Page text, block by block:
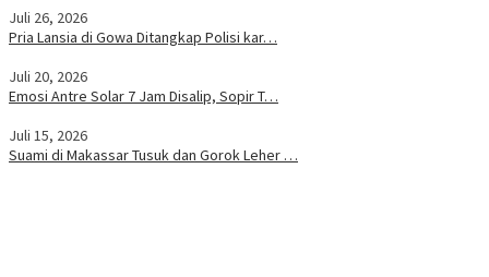
Juli 26, 2026
Pria Lansia di Gowa Ditangkap Polisi kar…
Juli 20, 2026
Emosi Antre Solar 7 Jam Disalip, Sopir T…
Juli 15, 2026
Suami di Makassar Tusuk dan Gorok Leher …